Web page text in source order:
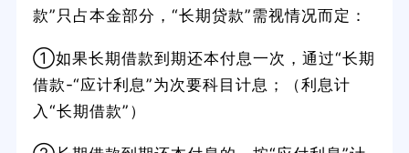
款”只占本金部分，“长期贷款”需视情况而定：
①如果长期借款到期还本付息一次，通过“长期
借款-“应计利息”为次要科目计息；（利息计
入“长期借款”）